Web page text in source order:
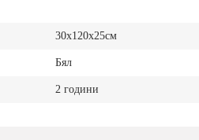
30x120x25см
Бял
2 години